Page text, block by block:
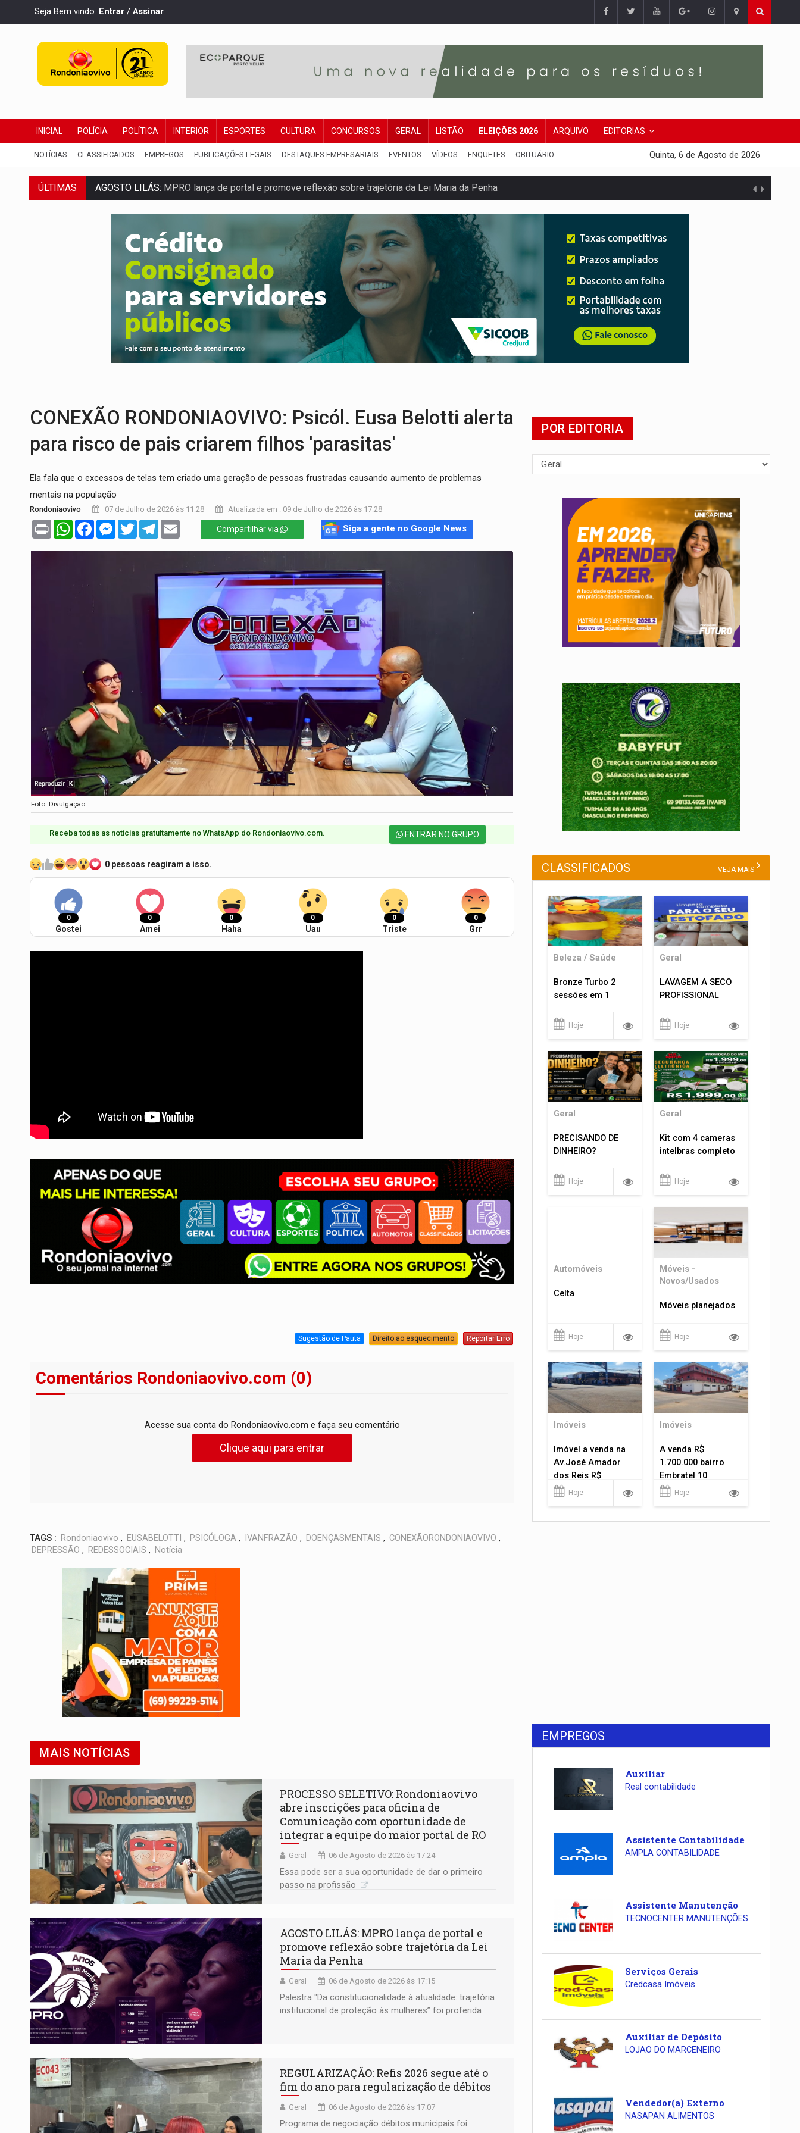
Seja Bem vindo. Entrar / Assinar
INICIAL POLÍCIA POLÍTICA INTERIOR ESPORTES CULTURA CONCURSOS GERAL LISTÃO ELEIÇÕES 2026 ARQUIVO EDITORIAS
NOTÍCIAS CLASSIFICADOS EMPREGOS PUBLICAÇÕES LEGAIS DESTAQUES EMPRESARIAIS EVENTOS VÍDEOS ENQUETES OBITUÁRIO Quinta, 6 de Agosto de 2026
ÚLTIMAS REGULARIZAÇÃO:Refis 2026 segue até o fim do ano para regularização de débitos
ROLIM DE MOURA:Programa da Energisa beneficia 60 famílias com geladeiras e ventiladores novos
VIOLÊNCIA VICÁRIA:MPRO obtém condenação de réu a 21 anos de prisão em Espigão do Oeste
INDISPONÍVEL: Transparência do Cinderondônia apresenta indisponibilidade com erro 451
AMPLIAÇÃO:IGs de Rondônia entram em programa internacional para acelerar negócios
Acidente envolve cinco veículos em obra de recapeamento na BR-364
EDUCAÇÃO:Corumbiara lidera Ideb 2025 entre redes municipais de Rondônia
COMPETIÇÕES:Joer 2026 inicia fases regionais e reúne mais de 7,3 mil participantes
CONEXÃO RONDONIAOVIVO: Psicól. Eusa Belotti alerta
para risco de pais criarem filhos 'parasitas'
Ela fala que o excessos de telas tem criado uma geração de pessoas frustradas causando aumento de problemas
mentais na população
Rondoniaovivo 07 de Julho de 2026 às 11:28 Atualizada em : 09 de Julho de 2026 às 17:28
Print WhatsAppFacebookMessenger
TwitterTelegram Compartilhar via Siga a gente no Google News
Foto: Divulgação
Receba todas as notícias gratuitamente no WhatsApp do Rondoniaovivo.com.​ ENTRAR NO GRUPO
0 pessoas reagiram a isso.
0
Gostei
0
Amei
0
Haha
0
Uau
0
Triste
0
Grr
Sugestão de Pauta Direito ao esquecimento Reportar Erro
Comentários Rondoniaovivo.com (0)
Acesse sua conta do Rondoniaovivo.com e faça seu comentário
Clique aqui para entrar
TAGS : Rondoniaovivo , EUSABELOTTI , PSICÓLOGA , IVANFRAZÃO , DOENÇASMENTAIS , CONEXÃORONDONIAOVIVO ,
DEPRESSÃO , REDESSOCIAIS , Notícia
MAIS NOTÍCIAS
PROCESSO SELETIVO: Rondoniaovivo
abre inscrições para oficina de
Comunicação com oportunidade de
integrar a equipe do maior portal de RO
Geral 06 de Agosto de 2026 às 17:24
Essa pode ser a sua oportunidade de dar o primeiro
passo na profissão
AGOSTO LILÁS: MPRO lança de portal e
promove reflexão sobre trajetória da Lei
Maria da Penha
Geral 06 de Agosto de 2026 às 17:15
Palestra "Da constitucionalidade à atualidade: trajetória
institucional de proteção às mulheres” foi proferida
REGULARIZAÇÃO: Refis 2026 segue até o
fim do ano para regularização de débitos
Geral 06 de Agosto de 2026 às 17:07
Programa de negociação débitos municipais foi
POR EDITORIA
CLASSIFICADOS VEJA MAIS
Beleza / Saúde
Bronze Turbo 2
sessões em 1
Hoje
Geral
LAVAGEM A SECO
PROFISSIONAL
Hoje
Geral
PRECISANDO DE
DINHEIRO?
Hoje
Geral
Kit com 4 cameras
intelbras completo
Hoje
Automóveis
Celta
Hoje
Móveis -
Novos/Usados
Móveis planejados
Hoje
Imóveis
Imóvel a venda na
Av.José Amador
dos Reis R$
1.400.000
Hoje
Imóveis
A venda R$
1.700.000 bairro
Embratel 10
apartamentos!
Hoje
EMPREGOS
Auxiliar
Real contabilidade
Assistente Contabilidade
AMPLA CONTABILIDADE
Assistente Manutenção
TECNOCENTER MANUTENÇÕES
Serviços Gerais
Credcasa Imóveis
Auxiliar de Depósito
LOJAO DO MARCENEIRO
Vendedor(a) Externo
NASAPAN ALIMENTOS